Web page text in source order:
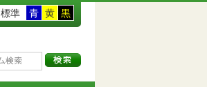
標準 青 黄 黒